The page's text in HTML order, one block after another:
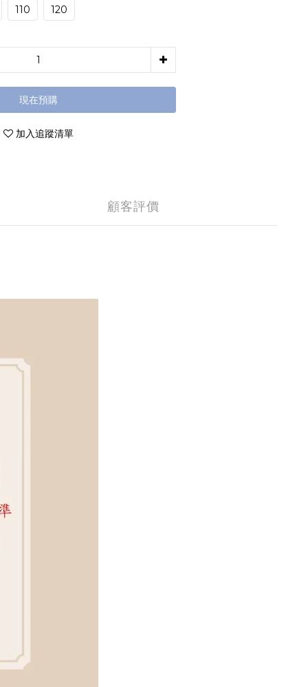
110 120
現在預購
加入追蹤清單
顧客評價